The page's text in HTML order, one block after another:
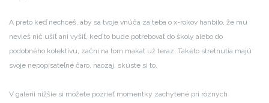
A preto keď nechceš, aby sa tvoje vnúča za teba o x-rokov hanbilo, že mu
nevieš nič ušiť ani vyšiť, keď to bude potrebovať do školy alebo do
podobného kolektívu, začni na tom makať už teraz. Takéto stretnutia majú
svoje nepopísateľné čaro, naozaj, skúste si to.
V galérii nižšie si môžete pozrieť momentky zachytené pri rôznych